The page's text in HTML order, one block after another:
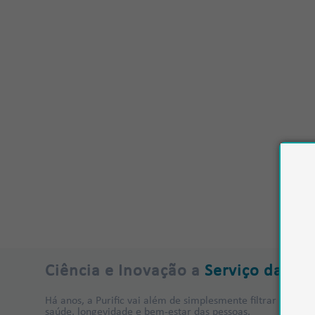
Ciência e Inovação a Serviço da Sua
Há anos, a Purific vai além de simplesmente filtrar água.
saúde, longevidade e bem-estar das pessoas.